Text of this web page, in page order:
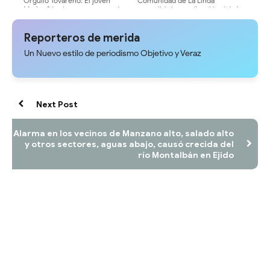
Matías Sánchez representará a
Venezuela en el Mundial de
consolida la canalización del río
junto al Poder Popular
Reporteros de merida
Un Nuevo estilo de periodismo Objetivo y Veraz
Next Post
Alarma en los vecinos de Manzano alto, salado alto
y otros sectores, aguas abajo, causó crecida del
río Montalbán en Ejido